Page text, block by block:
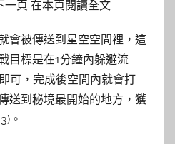
一頁 在本頁閱讀全文
會被傳送到星空空間裡，這
目標是在1分鐘內躲避流
可，完成後空間內就會打
送到秘境最開始的地方，獲
。